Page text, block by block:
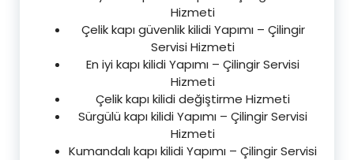
Hizmeti
Çelik kapı güvenlik kilidi Yapımı – Çilingir
Servisi Hizmeti
En iyi kapı kilidi Yapımı – Çilingir Servisi
Hizmeti
Çelik kapı kilidi değiştirme Hizmeti
Sürgülü kapı kilidi Yapımı – Çilingir Servisi
Hizmeti
Kumandalı kapı kilidi Yapımı – Çilingir Servisi